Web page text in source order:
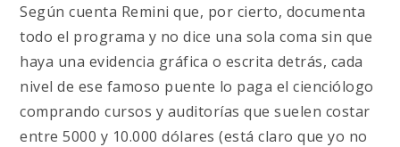
Según cuenta Remini que, por cierto, documenta
todo el programa y no dice una sola coma sin que
haya una evidencia gráfica o escrita detrás, cada
nivel de ese famoso puente lo paga el cienciólogo
comprando cursos y auditorías que suelen costar
entre 5000 y 10.000 dólares (está claro que yo no